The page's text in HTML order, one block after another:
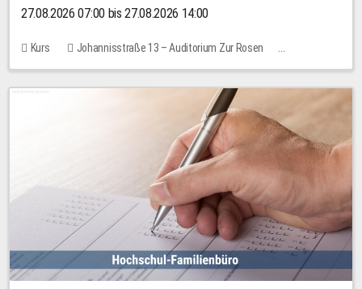
27.08.2026 07:00 bis 27.08.2026 14:00
Kurs
Johannisstraße 13 – Auditorium Zur Rosen
11 Plätze